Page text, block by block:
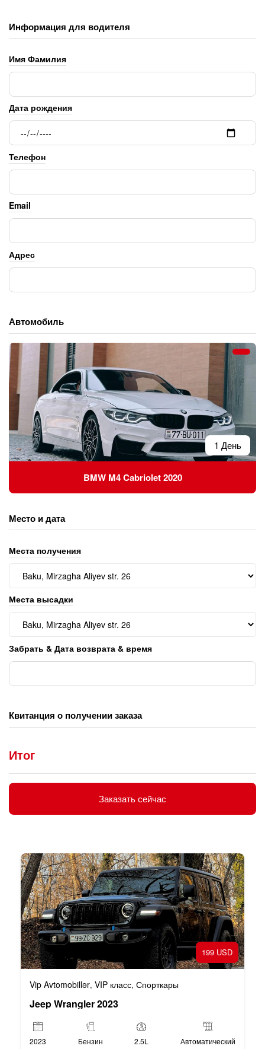
Информация для водителя
Имя Фамилия
Дата рождения
Телефон
Email
Адрес
Автомобиль
1 День
BMW M4 Cabriolet 2020
Место и дата
Места получения
Места высадки
Забрать & Дата возврата & время
Квитанция о получении заказа
Итог
Заказать сейчас
199 USD
Vip Avtomobillər, VIP класс, Спорткары
Jeep Wrangler 2023
2023 Бензин 2.5L Автоматический